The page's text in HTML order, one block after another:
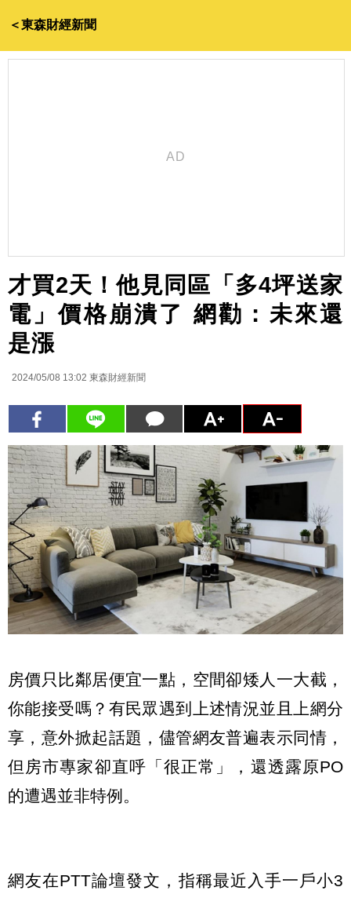
＜東森財經新聞
才買2天！他見同區「多4坪送家
電」價格崩潰了 網勸：未來還
是漲
2024/05/08 13:02 東森財經新聞
房價只比鄰居便宜一點，空間卻矮人一大截，
你能接受嗎？有民眾遇到上述情況並且上網分
享，意外掀起話題，儘管網友普遍表示同情，
但房市專家卻直呼「很正常」，還透露原PO
的遭遇並非特例。
網友在PTT論壇發文，指稱最近入手一戶小3